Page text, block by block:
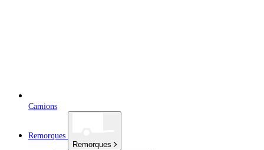
Camions
Remorques
Remorques